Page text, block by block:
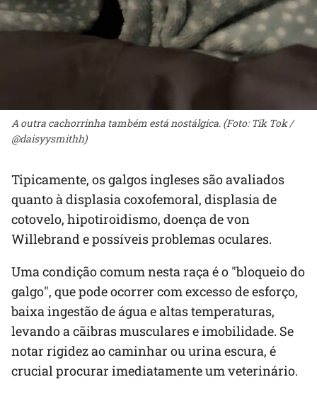
A outra cachorrinha também está nostálgica. (Foto: Tik Tok /
@daisyysmithh)
Tipicamente, os galgos ingleses são avaliados
quanto à displasia coxofemoral, displasia de
cotovelo, hipotiroidismo, doença de von
Willebrand e possíveis problemas oculares.
Uma condição comum nesta raça é o "bloqueio do
galgo", que pode ocorrer com excesso de esforço,
baixa ingestão de água e altas temperaturas,
levando a cãibras musculares e imobilidade. Se
notar rigidez ao caminhar ou urina escura, é
crucial procurar imediatamente um veterinário.